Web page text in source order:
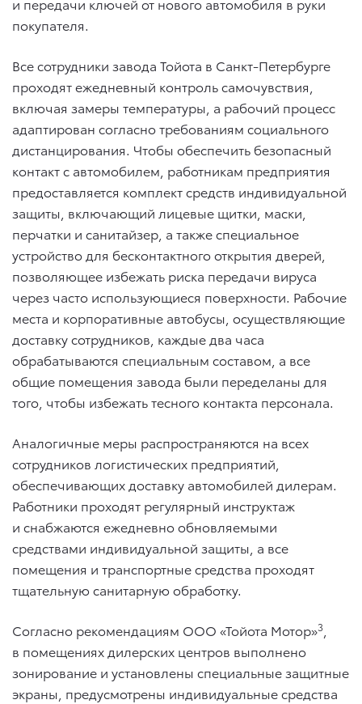
и передачи ключей от нового автомобиля в руки
покупателя.
Все сотрудники завода Тойота в Санкт-Петербурге
проходят ежедневный контроль самочувствия,
включая замеры температуры, а рабочий процесс
адаптирован согласно требованиям социального
дистанцирования. Чтобы обеспечить безопасный
контакт с автомобилем, работникам предприятия
предоставляется комплект средств индивидуальной
защиты, включающий лицевые щитки, маски,
перчатки и санитайзер, а также специальное
устройство для бесконтактного открытия дверей,
позволяющее избежать риска передачи вируса
через часто использующиеся поверхности. Рабочие
места и корпоративные автобусы, осуществляющие
доставку сотрудников, каждые два часа
обрабатываются специальным составом, а все
общие помещения завода были переделаны для
того, чтобы избежать тесного контакта персонала.
Аналогичные меры распространяются на всех
сотрудников логистических предприятий,
обеспечивающих доставку автомобилей дилерам.
Работники проходят регулярный инструктаж
и снабжаются ежедневно обновляемыми
средствами индивидуальной защиты, а все
помещения и транспортные средства проходят
тщательную санитарную обработку.
Согласно рекомендациям ООО «Тойота Мотор»3
в помещениях дилерских центров выполнено
зонирование и установлены специальные защитные
экраны, предусмотрены индивидуальные средства